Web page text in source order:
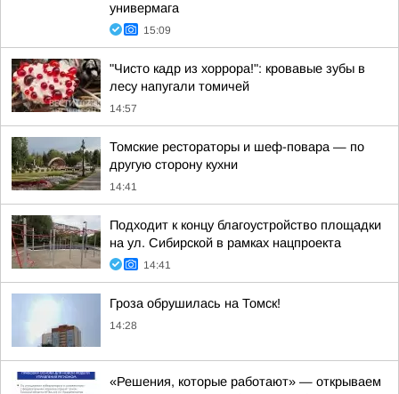
универмага
15:09
"Чисто кадр из хоррора!": кровавые зубы в
лесу напугали томичей
14:57
Томские рестораторы и шеф-повара — по
другую сторону кухни
14:41
Подходит к концу благоустройство площадки
на ул. Сибирской в рамках нацпроекта
14:41
Гроза обрушилась на Томск!
14:28
«Решения, которые работают» — открываем